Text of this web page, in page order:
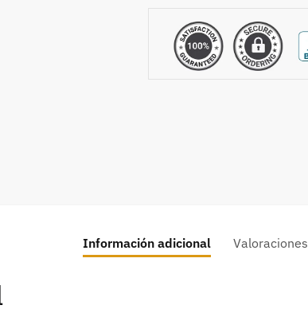
Información adicional Valoraciones